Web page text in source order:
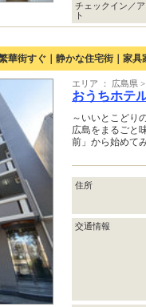
チェックイン／
ト
街すぐ｜静かな住宅街｜家具
エリア ： 広島県
おうちホテ
～いいとこどり
広島をまるごと
前」から始めて
住所
交通情報